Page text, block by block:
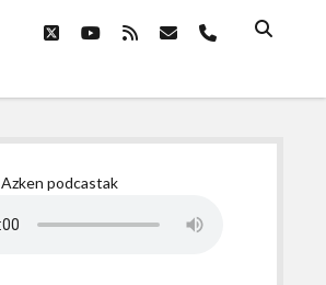
twitteryoutube
rss emailphone
Azken podcastak